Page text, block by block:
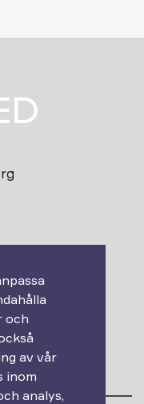
och
av vår
inom
analys,